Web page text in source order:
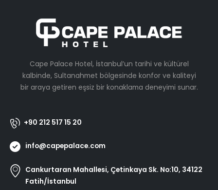
Cape Palace Hotel, İstanbul’un tarihi ve kültürel
kalbinde, Sultanahmet bölgesinde konfor ve kaliteyi
bir araya getiren eşsiz bir konaklama deneyimi sunar.
+90 212 517 15 20
info@capepalace.com
Cankurtaran Mahallesi, Çetinkaya Sk. No:10, 34122
Fatih/İstanbul